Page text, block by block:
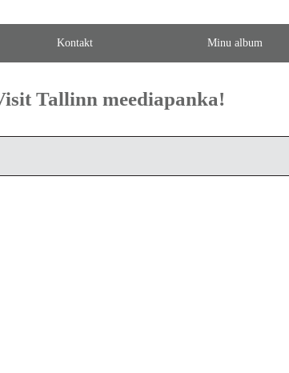
Kontakt Minu album
Tallinn meediapanka!